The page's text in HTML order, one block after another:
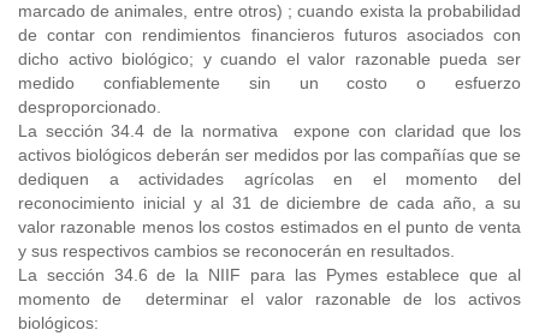
marcado de animales, entre otros) ; cuando exista la probabilidad
de contar con rendimientos financieros futuros asociados con
dicho activo biológico; y cuando el valor razonable pueda ser
medido confiablemente sin un costo o esfuerzo
desproporcionado.
La sección 34.4 de la normativa expone con claridad que los
activos biológicos deberán ser medidos por las compañías que se
dediquen a actividades agrícolas en el momento del
reconocimiento inicial y al 31 de diciembre de cada año, a su
valor razonable menos los costos estimados en el punto de venta
y sus respectivos cambios se reconocerán en resultados.
La sección 34.6 de la NIIF para las Pymes establece que al
momento de determinar el valor razonable de los activos
biológicos: